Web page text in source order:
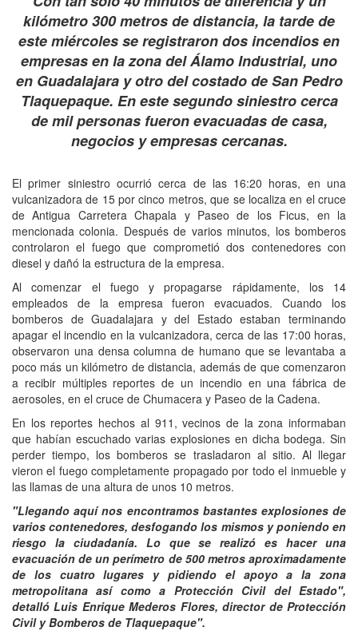
kilómetro 300 metros de distancia, la tarde de
este miércoles se registraron dos incendios en
empresas en la zona del Álamo Industrial, uno
en Guadalajara y otro del costado de San Pedro
Tlaquepaque. En este segundo siniestro cerca
de mil personas fueron evacuadas de casa,
negocios y empresas cercanas.
El primer siniestro ocurrió cerca de las 16:20 horas, en una
vulcanizadora de 15 por cinco metros, que se localiza en el cruce
de Antigua Carretera Chapala y Paseo de los Ficus, en la
mencionada colonia. Después de varios minutos, los bomberos
controlaron el fuego que comprometió dos contenedores con
diesel y dañó la estructura de la empresa.
Al comenzar el fuego y propagarse rápidamente, los 14
empleados de la empresa fueron evacuados. Cuando los
bomberos de Guadalajara y del Estado estaban terminando
apagar el incendio en la vulcanizadora, cerca de las 17:00 horas,
observaron una densa columna de humano que se levantaba a
poco más un kilómetro de distancia, además de que comenzaron
a recibir múltiples reportes de un incendio en una fábrica de
aerosoles, en el cruce de Chumacera y Paseo de la Cadena.
En los reportes hechos al 911, vecinos de la zona informaban
que habían escuchado varias explosiones en dicha bodega. Sin
perder tiempo, los bomberos se trasladaron al sitio. Al llegar
vieron el fuego completamente propagado por todo el inmueble y
las llamas de una altura de unos 10 metros.
"Llegando aquí nos encontramos bastantes explosiones de
varios contenedores, desfogando los mismos y poniendo en
riesgo la ciudadanía. Lo que se realizó es hacer una
evacuación de un perímetro de 500 metros aproximadamente
de los cuatro lugares y pidiendo el apoyo a la zona
metropolitana así como a Protección Civil del Estado",
detalló Luis Enrique Mederos Flores, director de Protección
Civil y Bomberos de Tlaquepaque".